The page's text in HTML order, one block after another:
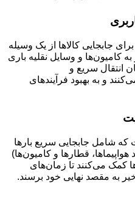
جابجایی کالاها از یک وسیله
به کامیون‌ها و وسایل نقلیه باری
انتقال سریع و
و به بهبود فرآیندهای
که شامل جابجایی سریع بارها
قطارها و کامیون‌ها)
کمک می‌کنند تا زمان‌های
به مقصد نهایی خود برسند.